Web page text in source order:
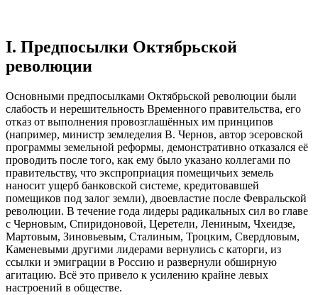
I. Предпосылки Октябрьской
революции
Основными предпосылками Октябрьской революции были
слабость и нерешительность Временного правительства, его
отказ от выполнения провозглашённых им принципов
(например, министр земледелия В. Чернов, автор эсеровской
программы земельной реформы, демонстративно отказался её
проводить после того, как ему было указано коллегами по
правительству, что экспроприация помещичьих земель
наносит ущерб банковской системе, кредитовавшей
помещиков под залог земли), двоевластие после Февральской
революции. В течение года лидеры радикальных сил во главе
с Черновым, Спиридоновой, Церетели, Лениным, Чхеидзе,
Мартовым, Зиновьевым, Сталиным, Троцким, Свердловым,
Каменевыми другими лидерами вернулись с каторги, из
ссылки и эмиграции в Россию и развернули обширную
агитацию. Всё это привело к усилению крайне левых
настроений в обществе.